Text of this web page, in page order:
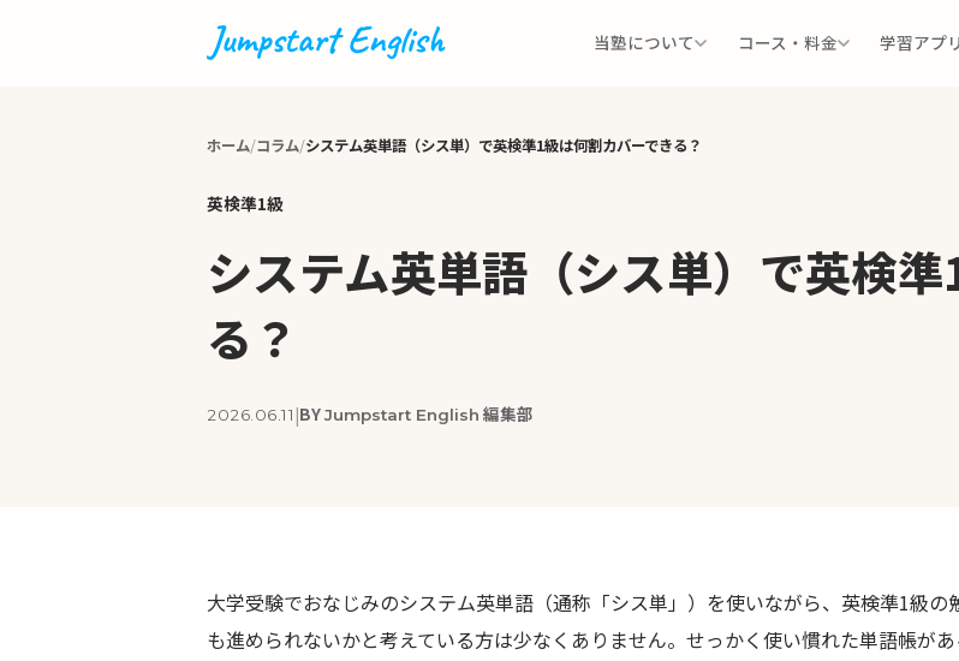
当塾について コース・料金 学習アプ
ホーム コラム システム英単語（シス単）で英検準1級は何割カバーできる？
英検準1級
システム英単語（シス単）で英検
る？
2026.06.11 |BYJumpstart English 編集部
大学受験でおなじみのシステム英単語（通称「シス単」）を使いながら、英検準1級の
も進められないかと考えている方は少なくありません。せっかく使い慣れた単語帳が